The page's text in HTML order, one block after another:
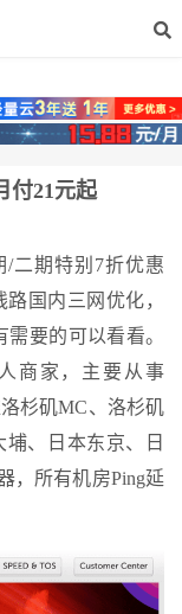
付21元起
/二期特别7折优惠
国内三网优化，
要的可以看看。
商家，主要从事
杉矶MC、洛杉矶
、日本东京、日
，所有机房Ping延